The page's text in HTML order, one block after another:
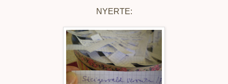
NYERTE: